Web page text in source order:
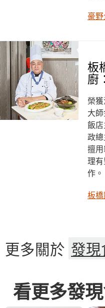
豪
板
廚
榮
大
飯
政
擅
理
作。
板
更多關於 發
看更多發